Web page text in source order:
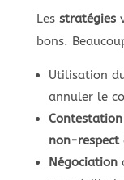
Les stratégies
bons.
Utilisation
annuler le
Contestation
non-respect
Négociation